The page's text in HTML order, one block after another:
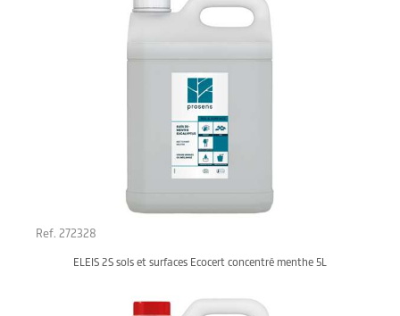
Ref. 272328
ELEIS 2S sols et surfaces Ecocert concentré menthe 5L